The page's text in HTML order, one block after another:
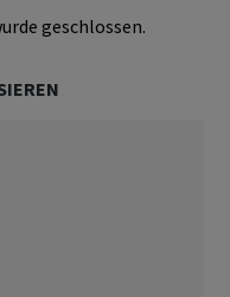
geschlossen.